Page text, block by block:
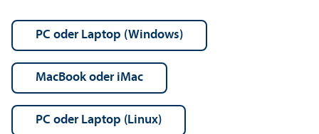
PC oder Laptop (Windows)
MacBook oder iMac
PC oder Laptop (Linux)